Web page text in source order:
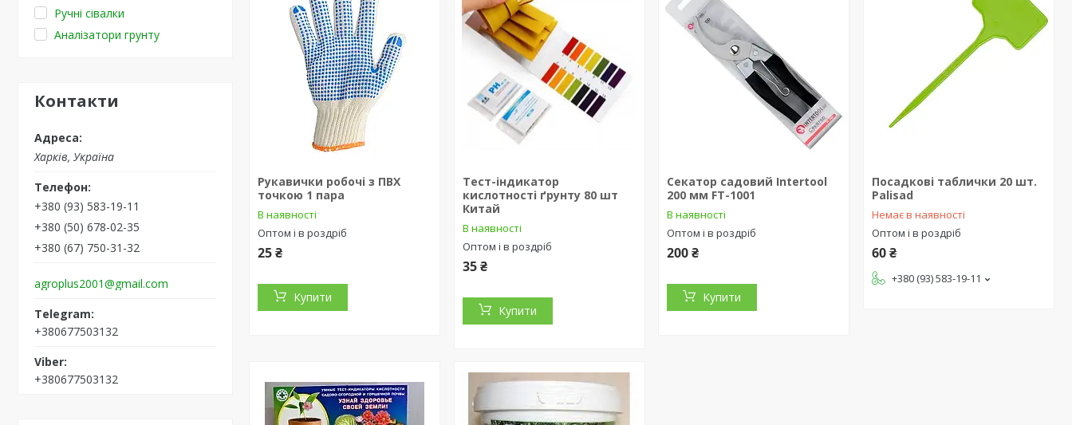
Ручні сівалки
Аналізатори грунту
Контакти
Харків, Україна
+380 (93) 583-19-11
+380 (50) 678-02-35
+380 (67) 750-31-32
agroplus2001@gmail.com
+380677503132
+380677503132
Рукавички робочі з ПВХ
точкою 1 пара
В наявності
Оптом і в роздріб
25 ₴
Купити
Тест-індикатор
кислотності ґрунту 80 шт
Китай
В наявності
Оптом і в роздріб
35 ₴
Купити
Секатор садовий Intertool
200 мм FT-1001
В наявності
Оптом і в роздріб
200 ₴
Купити
Посадкові таблички 20 шт.
Palisad
Немає в наявності
Оптом і в роздріб
60 ₴
+380 (93) 583-19-11